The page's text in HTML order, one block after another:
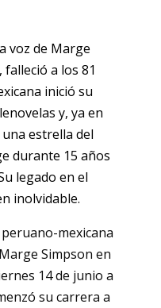
voz de Marge
a los 81
inició su
y, ya en
estrella del
durante 15 años
legado en el
inolvidable.
mexicana
Simpson en
14 de junio a
su carrera a